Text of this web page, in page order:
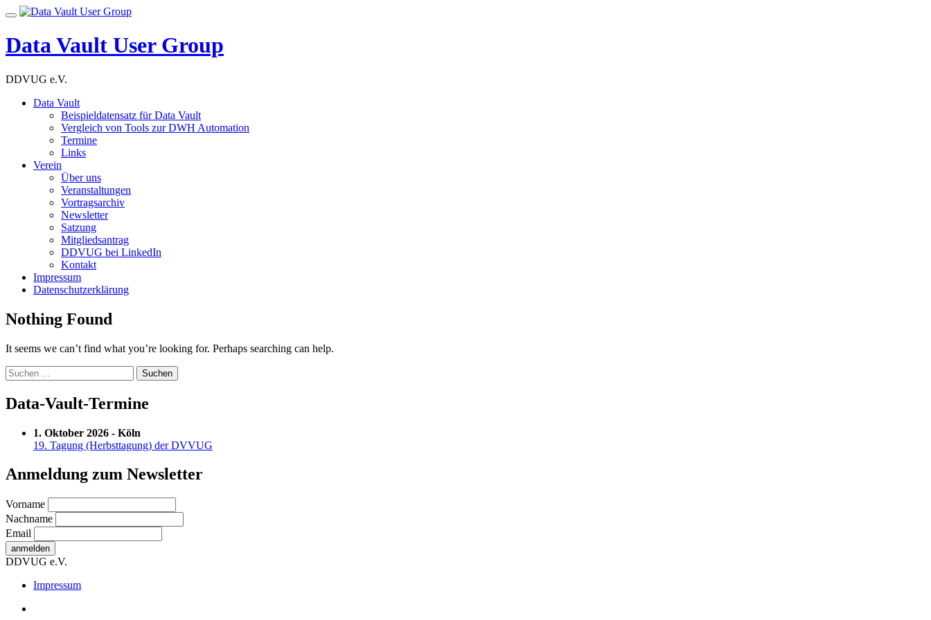
Skip
content
Toggle
Data Vault User Group
DDVUG e.V.
Data Vault
Beispieldatensatz für Data Vault
Vergleich von Tools zur DWH Automation
Termine
Links
Verein
Über uns
Veranstaltungen
Vortragsarchiv
Newsletter
Satzung
Mitgliedsantrag
DDVUG bei LinkedIn
Kontakt
Impressum
Datenschutzerklärung
Nothing Found
It seems we can’t find what you’re looking for. Perhaps searching can help.
Suchen
nach:
Data-Vault-Termine
1. Oktober 2026 - Köln
19. Tagung (Herbsttagung) der DVVUG
Anmeldung zum Newsletter
Vorname
Nachname
Email
DDVUG e.V.
Secondary
Menu
Impressum